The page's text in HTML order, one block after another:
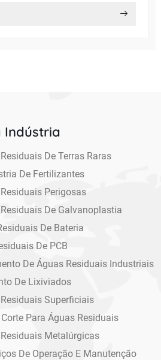
Indústria
De Terras Raras
De Fertilizantes
Perigosas
De Galvanoplastia
De Bateria
De PCB
De Águas Residuais Industriais
De Lixiviados
Superficiais
Para Águas Residuais
Metalúrgicas
De Operação E Manutenção